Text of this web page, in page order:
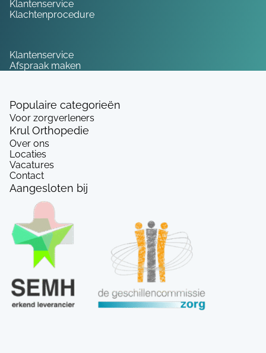
Klantenservice
Klachtenprocedure
Klantenservice
Afspraak maken
Populaire categorieën
Voor zorgverleners
Krul Orthopedie
Over ons
Locaties
Vacatures
Contact
Aangesloten bij